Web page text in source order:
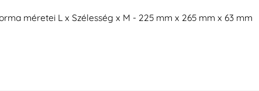
méretei L x Szélesség x M - 225 mm x 265 mm x 63 mm